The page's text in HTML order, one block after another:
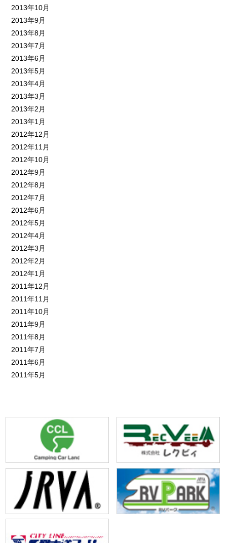
2013年10月
2013年9月
2013年8月
2013年7月
2013年6月
2013年5月
2013年4月
2013年3月
2013年2月
2013年1月
2012年12月
2012年11月
2012年10月
2012年9月
2012年8月
2012年7月
2012年6月
2012年5月
2012年4月
2012年3月
2012年2月
2012年1月
2011年12月
2011年11月
2011年10月
2011年9月
2011年8月
2011年7月
2011年6月
2011年5月